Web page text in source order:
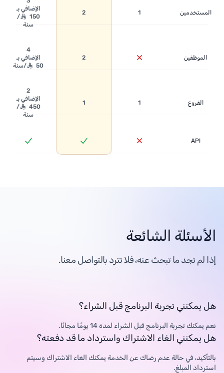
المستخدمين
الإضافي بـ
150 ⃁/
سنة
الموظفين
4
الإضافي بـ
50 ⃁/سنة
الفروع
الإضافي بـ
450 ⃁/
سنة
API
الأسئلة الشائعة
إذا لم تجد ما تبحث عنه، فلا تترد بالتواصل معنا.
هل يمكنني تجربة البرنامج قبل الشراء؟
نعم يمكنك تجربة البرنامج قبل الشراء لمدة 14 يومًا مجانًا.
هل يمكنني الغاء الاشتراك واسترداد ما قد دفعته؟
بالتأكيد، في حالة عدم رضاك عن الخدمة يمكنك الغاء الاشتراك وسيتم
استرداد المبلغ.